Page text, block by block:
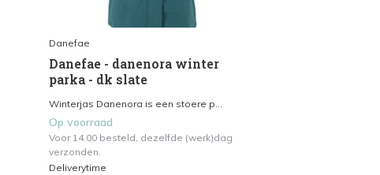
Danefae
Danefae - danenora winter
parka - dk slate
Winterjas Danenora is een stoere p...
Op voorraad
Voor 14.00 besteld, dezelfde (werk)dag
verzonden.
Deliverytime